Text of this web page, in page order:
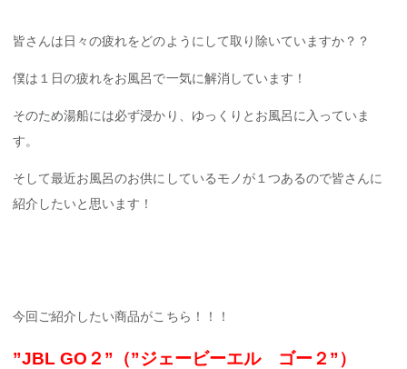
皆さんは日々の疲れをどのようにして取り除いていますか？？
僕は１日の疲れをお風呂で一気に解消しています！
そのため湯船には必ず浸かり、ゆっくりとお風呂に入っていま
す。
そして最近お風呂のお供にしているモノが１つあるので皆さんに
紹介したいと思います！
今回ご紹介したい商品がこちら！！！
”JBL GO２”（”ジェービーエル ゴー２”）